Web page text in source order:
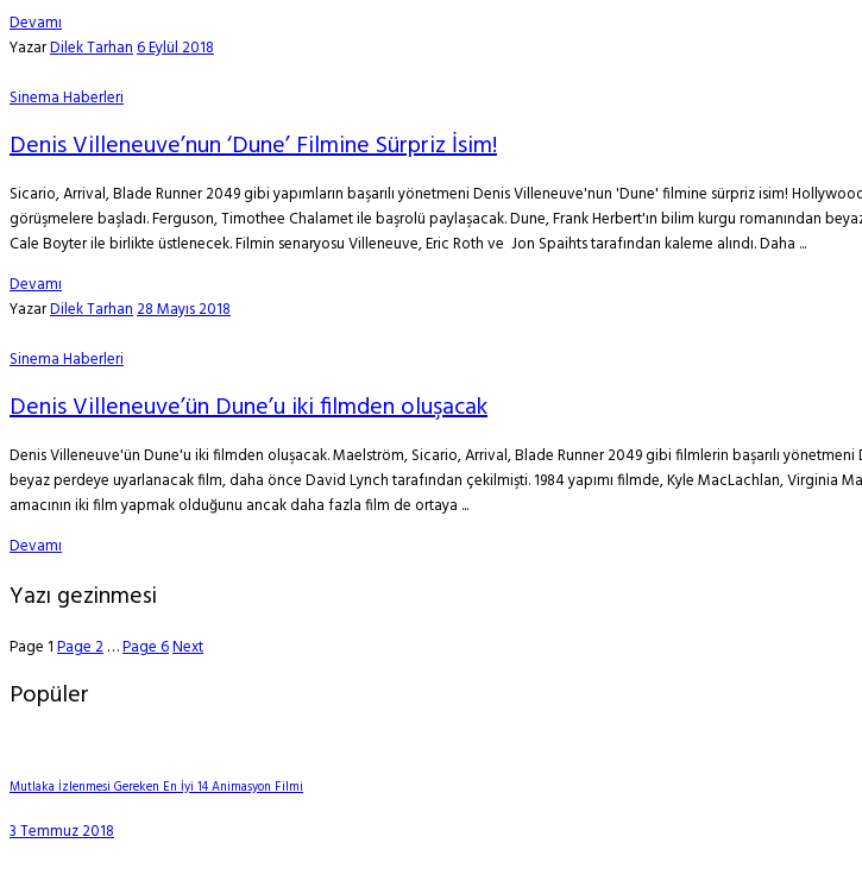
Devamı
YazarDilek Tarhan6 Eylül 2018
Sinema Haberleri
Denis Villeneuve’nun ‘Dune’ Filmine Sürpriz İsim!
Sicario, Arrival, Blade Runner 2049 gibi yapımların başarılı yönetmeni Denis Villeneuve'nun 'Dune' filmine sürpriz isim!
görüşmelere başladı. Ferguson, Timothee Chalamet ile başrolü paylaşacak. Dune, Frank Herbert'ın bilim kurgu romanından
Cale Boyter ile birlikte üstlenecek. Filmin senaryosu Villeneuve, Eric Roth ve Jon Spaihts tarafından kaleme alındı. Daha ...
Devamı
YazarDilek Tarhan28 Mayıs 2018
Sinema Haberleri
Denis Villeneuve’ün Dune’u iki filmden oluşacak
Denis Villeneuve'ün Dune'u iki filmden oluşacak. Maelström, Sicario, Arrival, Blade Runner 2049 gibi filmlerin başarılı
beyaz perdeye uyarlanacak film, daha önce David Lynch tarafından çekilmişti. 1984 yapımı filmde, Kyle MacLachlan, Virginia
amacının iki film yapmak olduğunu ancak daha fazla film de ortaya ...
Devamı
Yazı gezinmesi
Page 1Page2…Page6Next
Popüler
Mutlaka İzlenmesi Gereken En İyi 14 Animasyon Filmi
3 Temmuz 2018